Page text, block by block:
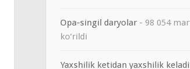
Opa-singil daryolar - 98 054
ko‘rildi
Yaxshilik ketidan yaxshilik keladi